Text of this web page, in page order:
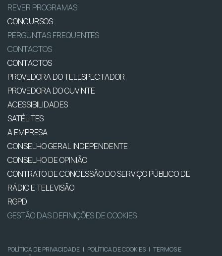
REVER PROGRAMAS
CONCURSOS
PERGUNTAS FREQUENTES
CONTACTOS
CONTACTOS
PROVEDORA DO TELESPECTADOR
PROVEDORA DO OUVINTE
ACESSIBILIDADES
SATÉLITES
A EMPRESA
CONSELHO GERAL INDEPENDENTE
CONSELHO DE OPINIÃO
CONTRATO DE CONCESSÃO DO SERVIÇO PÚBLICO DE
RÁDIO E TELEVISÃO
RGPD
GESTÃO DAS DEFINIÇÕES DE COOKIES
POLÍTICA DE PRIVACIDADE | POLÍTICA DE COOKIES | TERMOS E